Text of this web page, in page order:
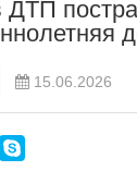
ДТП
15.06.2026